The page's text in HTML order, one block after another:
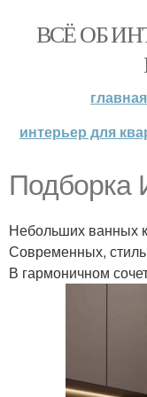
ВСЁ ОБ
главная
интерьер для
Подборка
Небольших ванных
Современных,
В гармоничном